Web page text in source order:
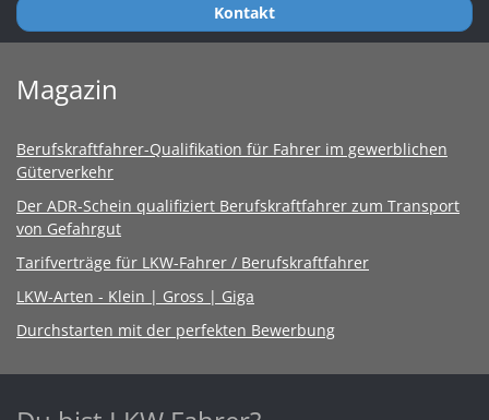
Kontakt
Magazin
Berufskraftfahrer-Qualifikation für Fahrer im gewerblichen
Güterverkehr
Der ADR-Schein qualifiziert Berufskraftfahrer zum Transport
von Gefahrgut
Tarifverträge für LKW-Fahrer / Berufskraftfahrer
LKW-Arten - Klein | Gross | Giga
Durchstarten mit der perfekten Bewerbung